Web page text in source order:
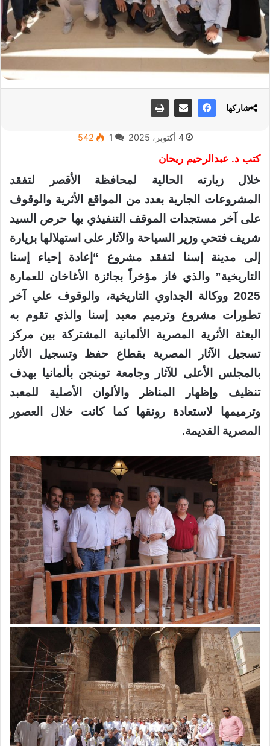
4 أكتوبر، 2025 1
542
كتب د. عبدالرحيم ريحان
خلال زيارته الحالية لمحافظة الأقصر لتفقد
المشروعات الجارية بعدد من المواقع الأثرية والوقوف
على آخر مستجدات الموقف التنفيذي بها حرص السيد
شريف فتحي وزير السياحة والآثار على استهلالها بزيارة
إلى مدينة إسنا لتفقد مشروع “إعادة إحياء إسنا
التاريخية” والذي فاز مؤخراً بجائزة الأغاخان للعمارة
2025 ووكالة الجداوي التاريخية، والوقوف علي آخر
تطورات مشروع وترميم معبد إسنا والذي تقوم به
البعثة الأثرية المصرية الألمانية المشتركة بين مركز
تسجيل الآثار المصرية بقطاع حفظ وتسجيل الأثار
بالمجلس الأعلى للآثار وجامعة توبنجن بألمانيا بهدف
تنظيف وإظهار المناظر والألوان الأصلية للمعبد
وترميمها لاستعادة رونقها كما كانت خلال العصور
المصرية القديمة.
شاركها